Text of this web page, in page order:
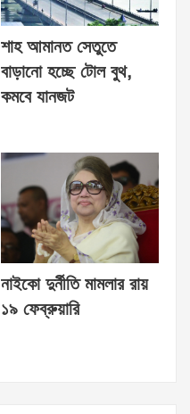
শাহ আমানত সেতুতে
বাড়ানো হচ্ছে টোল বুথ,
কমবে যানজট
নাইকো দুর্নীতি মামলার রায়
১৯ ফেব্রুয়ারি